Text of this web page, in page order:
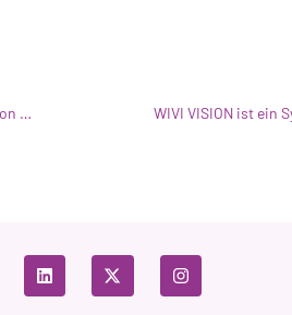
Die Gründer von WIVI VISION, in der TOP-100-Rangliste von FORBES SPAIN WIVI VISION ist ein